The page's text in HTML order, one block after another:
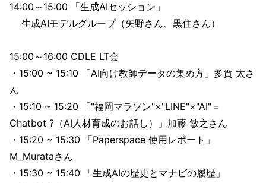
14:00～15:00 「生成AIセッション」
生成AIモデルグループ（矢野さん、黒住さん）
15:00～16:00 CDLE LT会
・15:00 ~ 15:10 「AI向け教師データの集め方」多賀 太さ
ん
・15:10 ~ 15:20 「"福岡マラソン"×"LINE"×"AI"＝
Chatbot ?（AI人材育成のお話し）」加藤 敏之さん
・15:20 ~ 15:30 「Paperspace 使用レポート」
M_Murataさん
・15:30 ~ 15:40 「生成AIの歴史とマナビの履歴」